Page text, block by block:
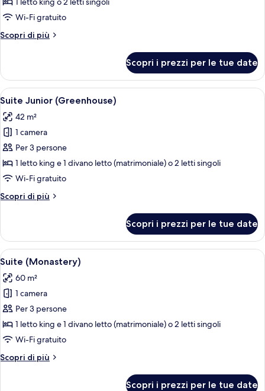
JuniorWi-Fi gratuito
Scopri di più
Altri
Junior
(Garden)
Scopri i prezzi per le tue date
Apri
tutte
le
foto
per
Suite
Junior
Una stanza con un divano, un
9
Suite Junior (Greenhouse)
42 m²
1 camera
Per 3 persone
1 letto king e 1 divano letto (matrimoniale) o 2 letti singoli
Wi-Fi gratuito
Scopri di più
Altri
Junior
(Greenhouse)
Scopri i prezzi per le tue date
Apri
tutte
le
foto
per
Suite
(Monastery)
Un'ampia camera da letto con un
8
Suite (Monastery)
60 m²
1 camera
Per 3 persone
1 letto king e 1 divano letto (matrimoniale) o 2 letti singoli
Wi-Fi gratuito
Scopri di più
Altri
Scopri i prezzi per le tue date